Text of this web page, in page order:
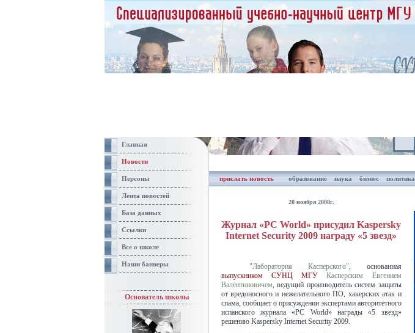
Главная
Новости
Персоны
Лента новостей
База данных
Ссылки
Все о школе
Наши баннеры
Основатель школы
прислать новость образование наука бизнес политика
20 ноября 2008г.
Журнал «PC World» присудил Kaspersky
Internet Security 2009 награду «5 звезд»
"Лаборатория Касперского", основанная
выпускником СУНЦ МГУ
Касперским Евгением
Валентиновичем, ведущий производитель систем защиты
от вредоносного и нежелательного ПО, хакерских атак и
спама, сообщает о присуждении экспертами авторитетного
испанского журнала «PC World» награды «5 звезд»
решению Kaspersky Internet Security 2009.